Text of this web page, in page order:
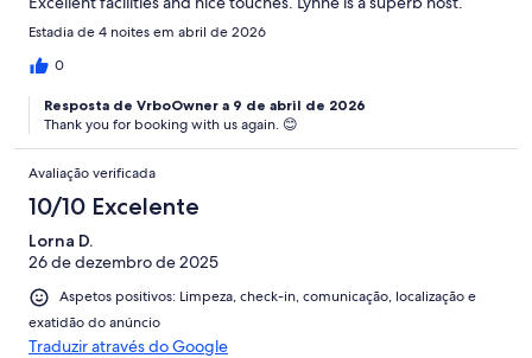
Estadia de 4 noites em abril de 2026
0
Resposta de VrboOwner a 9 de abril de 2026
Thank you for booking with us again. 😊
Avaliação verificada
10/10 Excelente
Lorna D.
26 de dezembro de 2025
Aspetos positivos: Limpeza, check-in, comunicação, localização e
exatidão do anúncio
Traduzir através do Google